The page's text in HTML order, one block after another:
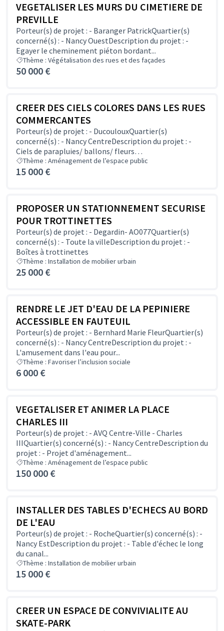
VEGETALISER LES MURS DU CIMETIERE DE
PREVILLE
Porteur(s) de projet : - Baranger PatrickQuartier(s)
concerné(s) : - Nancy OuestDescription du projet : -
Egayer le cheminement piéton bordant...
Thème : Végétalisation des rues et des façades
50 000 €
CREER DES CIELS COLORES DANS LES RUES
COMMERCANTES
Porteur(s) de projet : - DucoulouxQuartier(s)
concerné(s) : - Nancy CentreDescription du projet : -
Ciels de parapluies/ ballons/ fleurs…
Thème : Aménagement de l’espace public
15 000 €
PROPOSER UN STATIONNEMENT SECURISE
POUR TROTTINETTES
Porteur(s) de projet : - Degardin- AO077Quartier(s)
concerné(s) : - Toute la villeDescription du projet : -
Boîtes à trottinettes
Thème : Installation de mobilier urbain
25 000 €
RENDRE LE JET D'EAU DE LA PEPINIERE
ACCESSIBLE EN FAUTEUIL
Porteur(s) de projet : - Bernhard Marie FleurQuartier(s)
concerné(s) : - Nancy CentreDescription du projet : -
L'amusement dans l'eau pour...
Thème : Favoriser l’inclusion sociale
6 000 €
VEGETALISER ET ANIMER LA PLACE
CHARLES III
Porteur(s) de projet : - AVQ Centre-Ville - Charles
IIIQuartier(s) concerné(s) : - Nancy CentreDescription du
projet : - Projet d'aménagement...
Thème : Aménagement de l’espace public
150 000 €
INSTALLER DES TABLES D'ECHECS AU BORD
DE L'EAU
Porteur(s) de projet : - RocheQuartier(s) concerné(s) : -
Nancy EstDescription du projet : - Table d'échec le long
du canal...
Thème : Installation de mobilier urbain
15 000 €
CREER UN ESPACE DE CONVIVIALITE AU
SKATE-PARK